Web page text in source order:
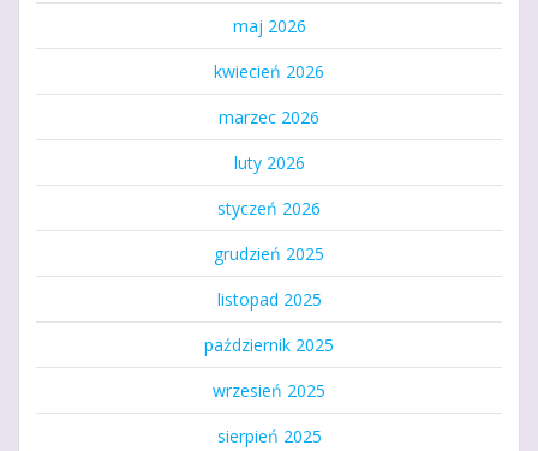
maj 2026
kwiecień 2026
marzec 2026
luty 2026
styczeń 2026
grudzień 2025
listopad 2025
październik 2025
wrzesień 2025
sierpień 2025